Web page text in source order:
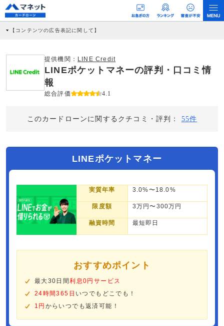
【コンテンツの広告表記に関して】
社に対して企業から紹介報酬が支払われるという収益モデルです。 ただし、特定の
商品を根拠なくPRするものではなく、当編集部の調査／ユーザーへの口コミ収集な
どに基づき、公平性を担保した情報提供を行っています。
提供機関： LINE Credit
LINEポケットマネーの評判・口コミ情
報
総合評価 4.1
このカードローンに関するクチコミ・評判： 55件
LINEポケットマネー
実質年率 3.0%〜18.0%
限度額 3万円〜300万円
融資時間 最短即日
おすすめポイント
最大30日間利息0円サービス
24時間365日 いつでもどこでも！
1円 からいつでも返済可能！